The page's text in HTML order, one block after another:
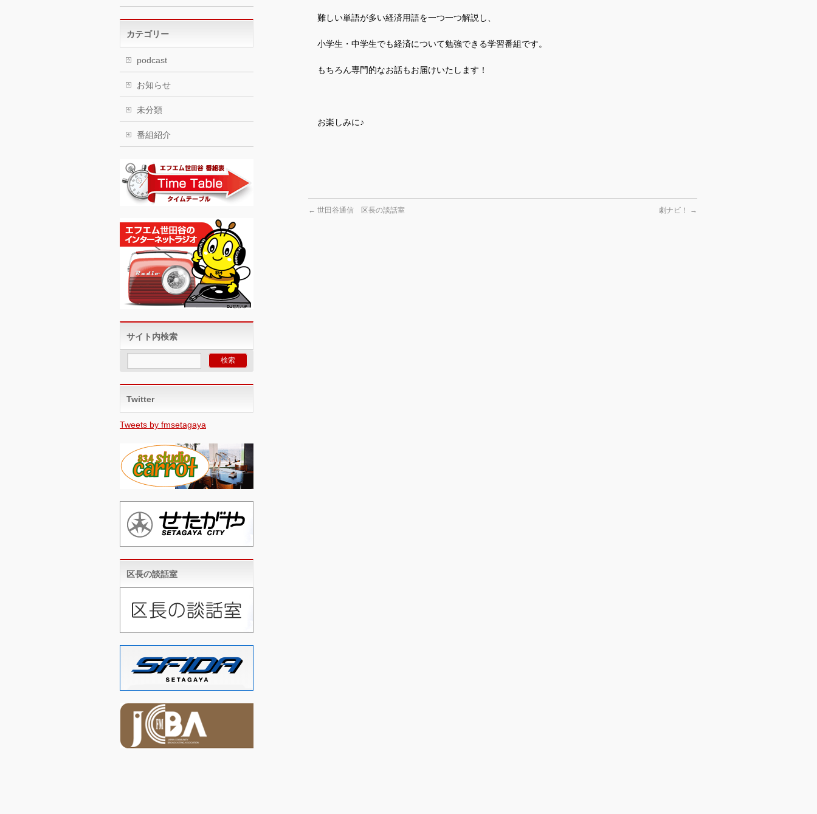
難しい単語が多い経済用語を一つ一つ解説し、
小学生・中学生でも経済について勉強できる学習番組です。
もちろん専門的なお話もお届けいたします！
お楽しみに♪
← 世田谷通信 区長の談話室 劇ナビ！ →
カテゴリー
podcast
お知らせ
未分類
番組紹介
サイト内検索
Twitter
Tweets by fmsetagaya
区長の談話室